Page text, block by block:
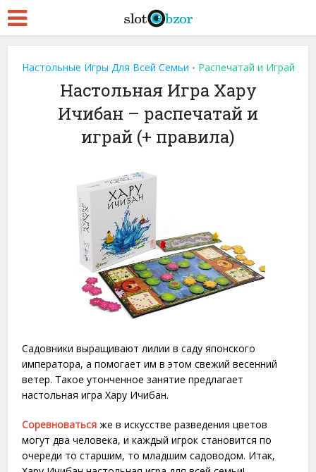
Настольные Игры Для Всей Семьи • Распечатай и Играй
Настольная Игра Хару
Ичибан – распечатай и
играй (+ правила)
Садовники выращивают лилии в саду японского
императора, а помогает им в этом свежий весенний
ветер. Такое утонченное занятие предлагает
настольная игра Хару Ичибан.
Соревноваться же в искусстве разведения цветов
могут два человека, и каждый игрок становится по
очереди то старшим, то младшим садоводом. Итак,